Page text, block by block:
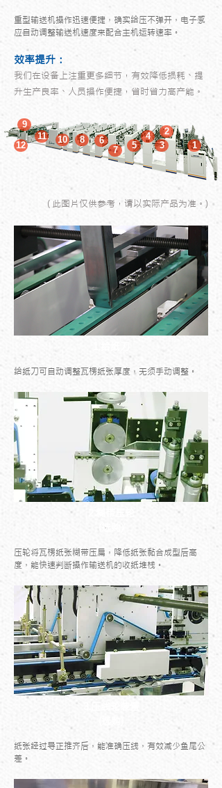
重型输送机操作迅速便捷，确实给压不弹开，电子感
应自动调整输送机速度来配合主机运转速率。
效率提升：
我们在设备上注重更多细节，有效降低损耗、提
升生产良率、人员操作便捷，省时省力高产能。
2
3
5
7
4
10 6
8
9
11
1
12
( 此图片仅供参考，请以实际产品为准。)
给纸刀可自动调整瓦楞纸张厚度，无须手动调整。
(选购)
压轮将瓦楞纸张糊带压扁，降低纸张黏合成型后高
度，能快速判断操作输送机的收纸堆栈。
纸张经过导正推齐后，能准确压线，有效减少鱼尾公
差。